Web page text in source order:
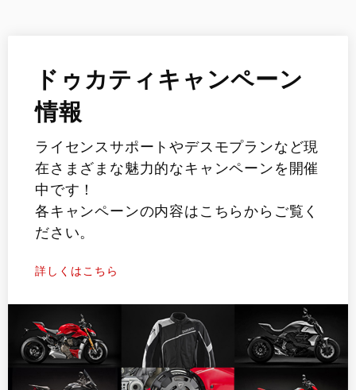
ドゥカティキャンペーン
情報
ライセンスサポートやデスモプランなど現
在さまざまな魅力的なキャンペーンを開催
中です！
各キャンペーンの内容はこちらからご覧く
ださい。
詳しくはこちら